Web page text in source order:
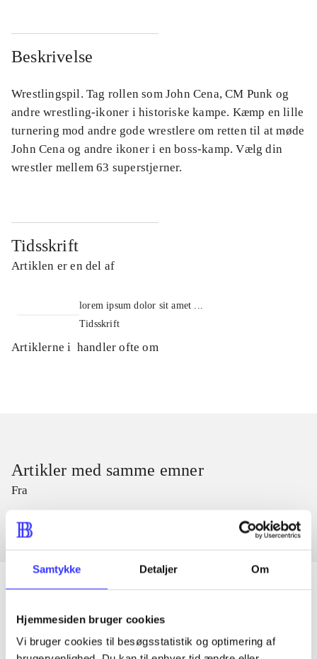
Samtykke Detaljer Om
Hjemmesiden bruger cookies
Vi bruger cookies til besøgsstatistik og optimering af
Beskrivelse
Wrestlingspil. Tag rollen som John Cena, CM Punk og
andre wrestling-ikoner i historiske kampe. Kæmp en lille
turnering mod andre gode wrestlere om retten til at møde
John Cena og andre ikoner i en boss-kamp. Vælg din
wrestler mellem 63 superstjerner.
Tidsskrift
Artiklen er en del af
lorem ipsum dolor sit amet ...
Tidsskrift
Artiklerne i handler ofte om
Artikler med samme emner
Fra
Artikler
Alle registrerede artikler fordelt på udgivelser